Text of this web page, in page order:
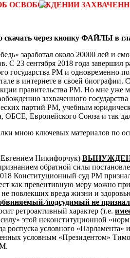
ОСВОБОЖДЕНИИ
через кнопку ФАЙЛЫ в
заработал около 20000 лей и
23 сентября 2018 года завершил
государства РМ и
в интернете в своей биографии.
правительства РМ. Но мне уже
захваченного
партий РМ, учебным
Европейского Союза и так
мною ключевых материалов по
Никифорчук)
обратной силы
Конституционный суд РМ
как превентивную меру можно
повлекших вреда жизни и
⁄подсудимый не
ретроактивный характер (т.е.
этой неконституционной
роспуска условного «Парламента»
условным «Президентом»